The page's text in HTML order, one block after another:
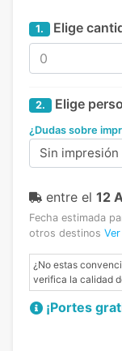
1. Elige
2. Elige
¿Dudas sobre
Sin impresión
entre el 12
Fecha estimada
otros destinos
¿No estas
verifica la calidad
¡Portes